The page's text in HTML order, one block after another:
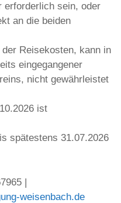
erforderlich sein, oder
an die beiden
Reisekosten, kann in
eingegangener
nicht gewährleistet
ist
spätestens 31.07.2026
|
weisenbach.de